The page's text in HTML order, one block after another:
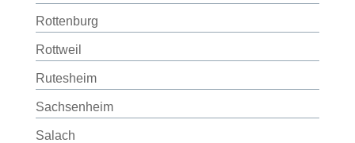
Rottenburg
Rottweil
Rutesheim
Sachsenheim
Salach